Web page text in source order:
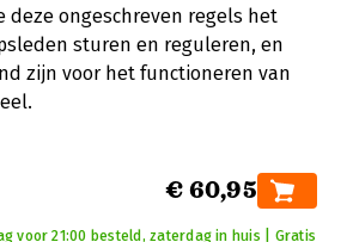
deze ongeschreven regels het
sturen en reguleren, en
zijn voor het functioneren van
€ 60,95
voor 21:00 besteld, zaterdag in huis | Gratis